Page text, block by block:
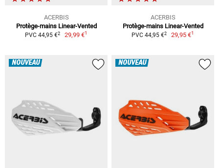
ACERBIS
Protège-mains Linear-Vented
PVC 44,95 €2 29,99 €1
ACERBIS
Protège-mains Linear-Vented
PVC 44,95 €2 29,95 €1
NOUVEAU NOUVEAU